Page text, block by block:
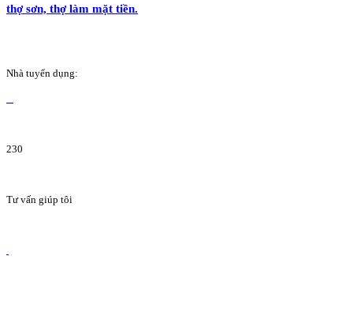
thợ sơn, thợ làm mặt tiền.
Nhà tuyển dụng:
230
Tư vấn giúp tôi